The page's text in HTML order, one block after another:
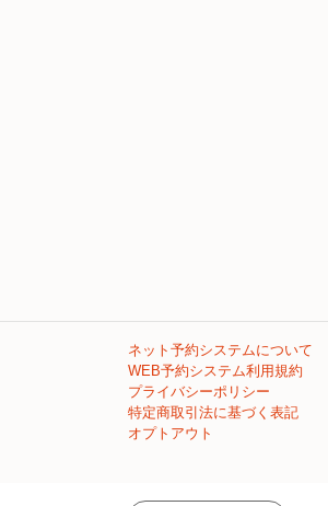
ネット予約システムについて
WEB予約システム利用規約
プライバシーポリシー
特定商取引法に基づく表記
オプトアウト